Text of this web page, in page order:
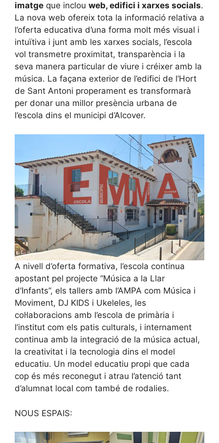
imatge que inclou web, edifici i xarxes socials.
La nova web ofereix tota la informació relativa a
l’oferta educativa d’una forma molt més visual i
intuïtiva i junt amb les xarxes socials, l’escola
vol transmetre proximitat, transparència i la
seva manera particular de viure i créixer amb la
música. La façana exterior de l’edifici de l’Hort
de Sant Antoni properament es transformarà
per donar una millor presència urbana de
l’escola dins el municipi d’Alcover.
A nivell d’oferta formativa, l’escola continua
apostant pel projecte “Música a la Llar
d’Infants”, els tallers amb l’AMPA com Música i
Moviment, DJ KIDS i Ukeleles, les
col·laboracions amb l’escola de primària i
l’institut com els patis culturals, i internament
continua amb la integració de la música actual,
la creativitat i la tecnologia dins el model
educatiu. Un model educatiu propi que cada
cop és més reconegut i atrau l’atenció tant
d’alumnat local com també de rodalies.
NOUS ESPAIS: